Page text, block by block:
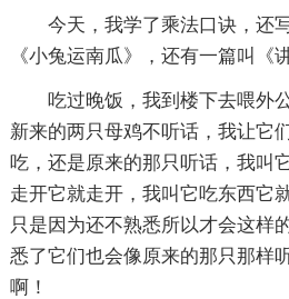
今天，我学了乘法口诀，还
《小兔运南瓜》，还有一篇叫《
吃过晚饭，我到楼下去喂外
新来的两只母鸡不听话，我让它
吃，还是原来的那只听话，我叫
走开它就走开，我叫它吃东西它
只是因为还不熟悉所以才会这样
悉了它们也会像原来的那只那样
啊！